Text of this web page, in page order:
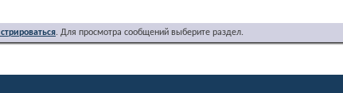
. Для просмотра сообщений выберите раздел.